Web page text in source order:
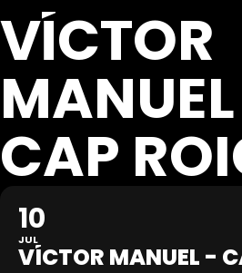
VÍCTOR
CAP
10
JUL
VÍCTOR MANUEL -